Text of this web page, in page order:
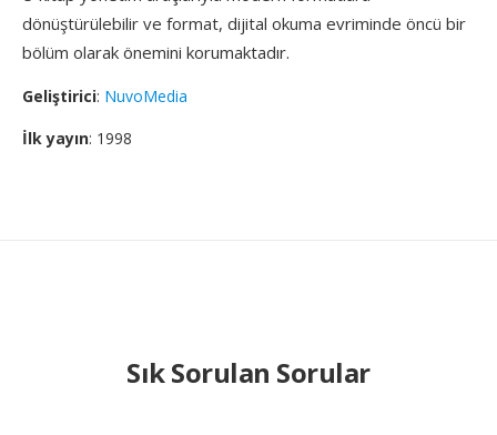
dönüştürülebilir ve format, dijital okuma evriminde öncü bir
bölüm olarak önemini korumaktadır.
Geliştirici: NuvoMedia
İlk yayın: 1998
Sık Sorulan Sorular